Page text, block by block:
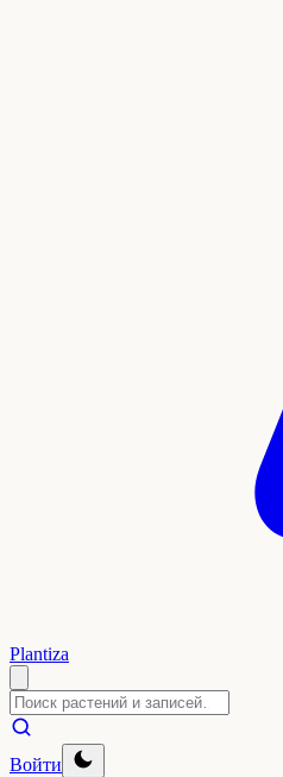
Plantiza
Войти